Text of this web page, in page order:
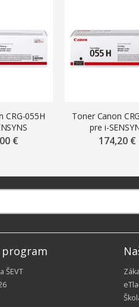
CRG-055H
MF742Cdw
€
Toner Canon
pre i-
LBP663Cdw,
174,20 €
ŠEVT